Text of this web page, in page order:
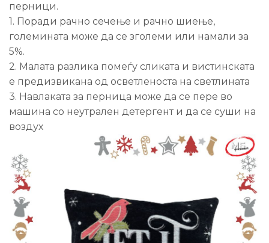
перници.
1. Поради рачно сечење и рачно шиење,
големината може да се зголеми или намали за
5%.
2. Малата разлика помеѓу сликата и вистинската
е предизвикана од осветленоста на светлината
3. Навлаката за перница може да се пере во
машина со неутрален детергент и да се суши на
воздух